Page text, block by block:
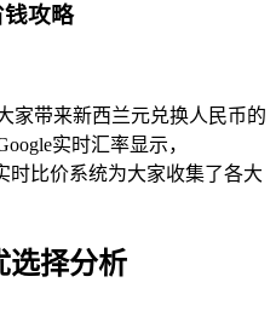
攻略
家带来新西兰元兑换人民币的
实时汇率显示，
时比价系统为大家收集了各大
选择分析